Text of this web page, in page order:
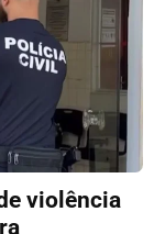
violência